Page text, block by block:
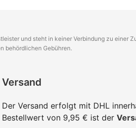
und steht in keiner Verbindung zu einer
behördlichen Gebühren.
Versand
Der Versand erfolgt mit DHL
Bestellwert von 9,95 € ist der